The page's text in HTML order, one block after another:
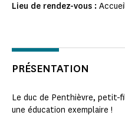
Lieu de rendez-vous :
PRÉSENTATION
Le duc de Penthièvre, petit-
une éducation exemplaire !